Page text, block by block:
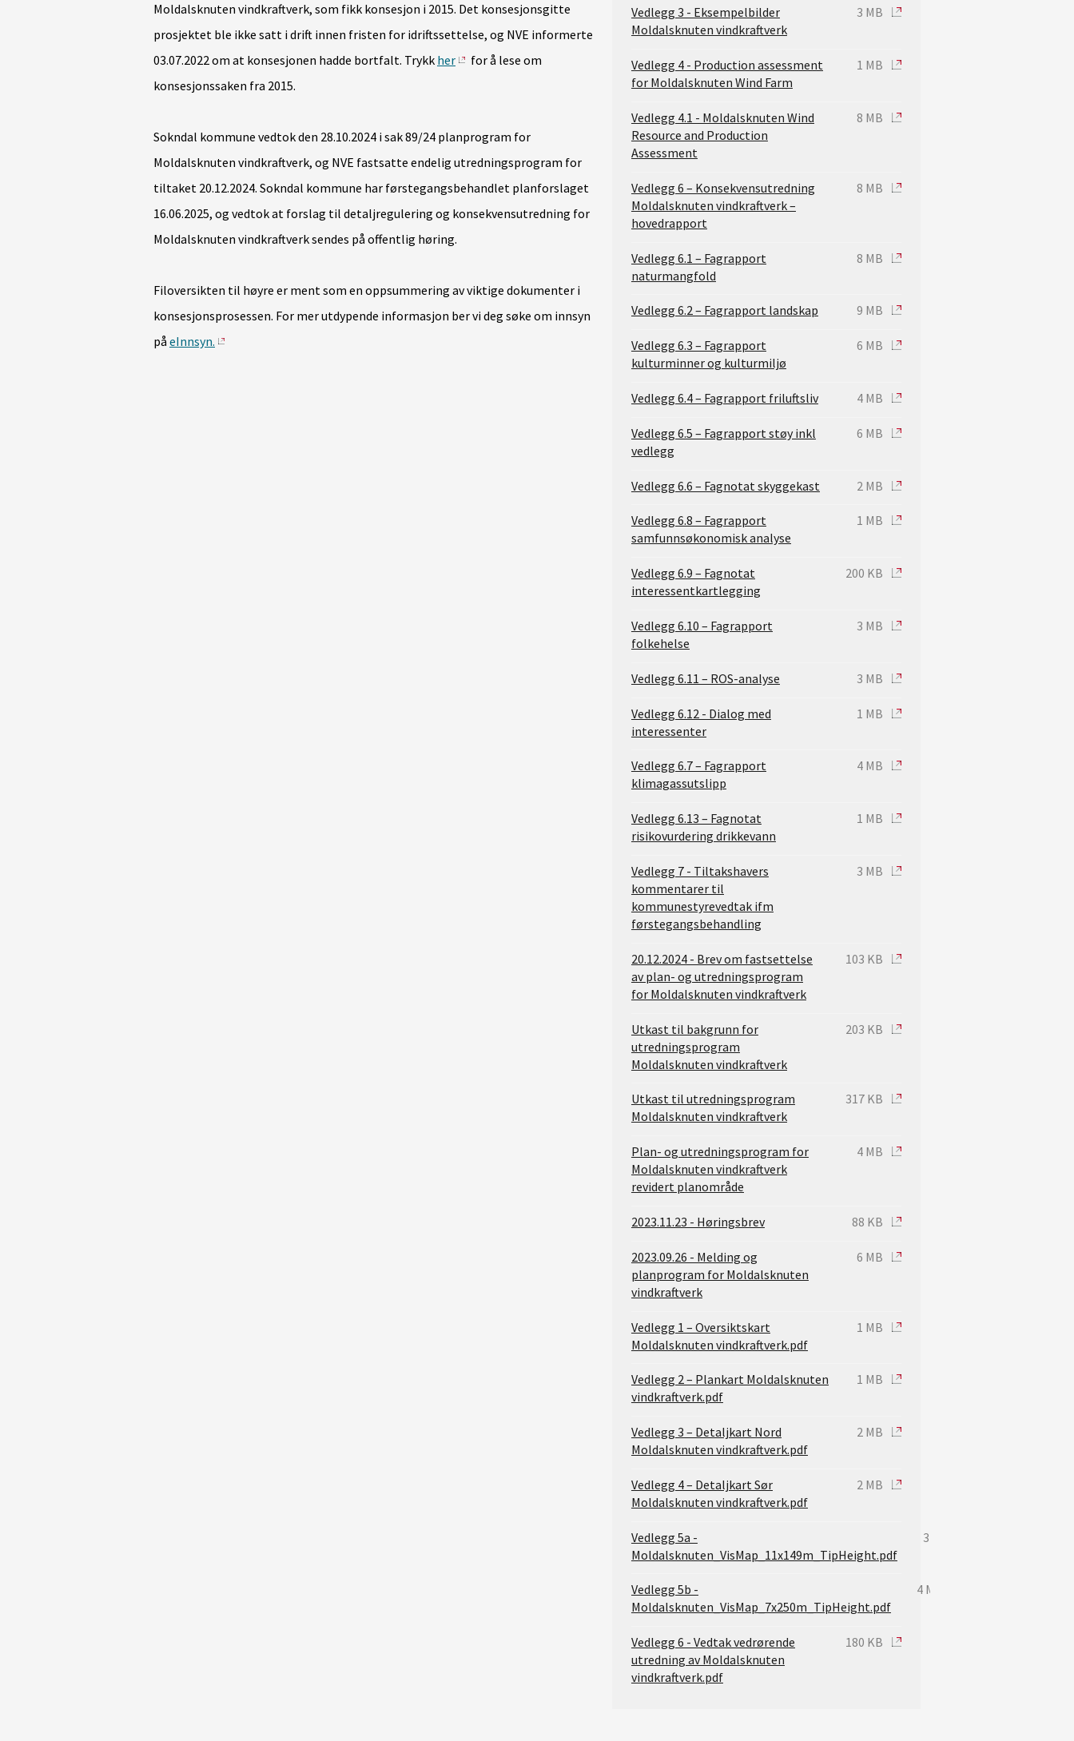
Moldalsknuten vindkraftverk, som fikk konsesjon i 2015. Det konsesjonsgitte
prosjektet ble ikke satt i drift innen fristen for idriftssettelse, og NVE informerte
03.07.2022 om at konsesjonen hadde bortfalt. Trykk her
for å lese om
konsesjonssaken fra 2015.
Sokndal kommune vedtok den 28.10.2024 i sak 89/24 planprogram for
Moldalsknuten vindkraftverk, og NVE fastsatte endelig utredningsprogram for
tiltaket 20.12.2024. Sokndal kommune har førstegangsbehandlet planforslaget
16.06.2025, og vedtok at forslag til detaljregulering og konsekvensutredning for
Moldalsknuten vindkraftverk sendes på offentlig høring.
Filoversikten til høyre er ment som en oppsummering av viktige dokumenter i
konsesjonsprosessen. For mer utdypende informasjon ber vi deg søke om innsyn
på eInnsyn.
Vedlegg 3 - Eksempelbilder
Moldalsknuten vindkraftverk
3 MB
Vedlegg 4 - Production assessment
for Moldalsknuten Wind Farm
1 MB
Vedlegg 4.1 - Moldalsknuten Wind
Resource and Production
Assessment
8 MB
Vedlegg 6 – Konsekvensutredning
Moldalsknuten vindkraftverk –
hovedrapport
8 MB
Vedlegg 6.1 – Fagrapport
naturmangfold
8 MB
Vedlegg 6.2 – Fagrapport landskap 9 MB
Vedlegg 6.3 – Fagrapport
kulturminner og kulturmiljø
6 MB
Vedlegg 6.4 – Fagrapport friluftsliv 4 MB
Vedlegg 6.5 – Fagrapport støy inkl
vedlegg
6 MB
Vedlegg 6.6 – Fagnotat skyggekast 2 MB
Vedlegg 6.8 – Fagrapport
samfunnsøkonomisk analyse
1 MB
Vedlegg 6.9 – Fagnotat
interessentkartlegging
200 KB
Vedlegg 6.10 – Fagrapport
folkehelse
3 MB
Vedlegg 6.11 – ROS-analyse 3 MB
Vedlegg 6.12 - Dialog med
interessenter
1 MB
Vedlegg 6.7 – Fagrapport
klimagassutslipp
4 MB
Vedlegg 6.13 – Fagnotat
risikovurdering drikkevann
1 MB
Vedlegg 7 - Tiltakshavers
kommentarer til
kommunestyrevedtak ifm
førstegangsbehandling
3 MB
20.12.2024 - Brev om fastsettelse
av plan- og utredningsprogram
for Moldalsknuten vindkraftverk
103 KB
Utkast til bakgrunn for
utredningsprogram
Moldalsknuten vindkraftverk
203 KB
Utkast til utredningsprogram
Moldalsknuten vindkraftverk
317 KB
Plan- og utredningsprogram for
Moldalsknuten vindkraftverk
revidert planområde
4 MB
2023.11.23 - Høringsbrev 88 KB
2023.09.26 - Melding og
planprogram for Moldalsknuten
vindkraftverk
6 MB
Vedlegg 1 – Oversiktskart
Moldalsknuten vindkraftverk.pdf
1 MB
Vedlegg 2 – Plankart Moldalsknuten
vindkraftverk.pdf
1 MB
Vedlegg 3 – Detaljkart Nord
Moldalsknuten vindkraftverk.pdf
2 MB
Vedlegg 4 – Detaljkart Sør
Moldalsknuten vindkraftverk.pdf
2 MB
Vedlegg 5a -
Moldalsknuten_VisMap_11x149m_TipHeight.pdf
3 MB
Vedlegg 5b -
Moldalsknuten_VisMap_7x250m_TipHeight.pdf
4 MB
Vedlegg 6 - Vedtak vedrørende
utredning av Moldalsknuten
vindkraftverk.pdf
180 KB